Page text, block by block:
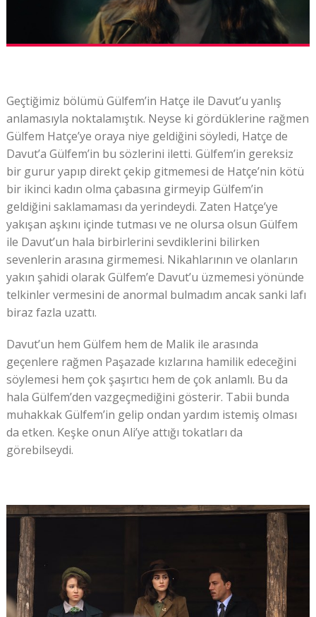
Geçtiğimiz bölümü Gülfem’in Hatçe ile Davut’u yanlış
anlamasıyla noktalamıştık. Neyse ki gördüklerine rağmen
Gülfem Hatçe’ye oraya niye geldiğini söyledi, Hatçe de
Davut’a Gülfem’in bu sözlerini iletti. Gülfem’in gereksiz
bir gurur yapıp direkt çekip gitmemesi de Hatçe’nin kötü
bir ikinci kadın olma çabasına girmeyip Gülfem’in
geldiğini saklamaması da yerindeydi. Zaten Hatçe’ye
yakışan aşkını içinde tutması ve ne olursa olsun Gülfem
ile Davut’un hala birbirlerini sevdiklerini bilirken
sevenlerin arasına girmemesi. Nikahlarının ve olanların
yakın şahidi olarak Gülfem’e Davut’u üzmemesi yönünde
telkinler vermesini de anormal bulmadım ancak sanki lafı
biraz fazla uzattı.
Davut’un hem Gülfem hem de Malik ile arasında
geçenlere rağmen Paşazade kızlarına hamilik edeceğini
söylemesi hem çok şaşırtıcı hem de çok anlamlı. Bu da
hala Gülfem’den vazgeçmediğini gösterir. Tabii bunda
muhakkak Gülfem’in gelip ondan yardım istemiş olması
da etken. Keşke onun Ali’ye attığı tokatları da
görebilseydi.